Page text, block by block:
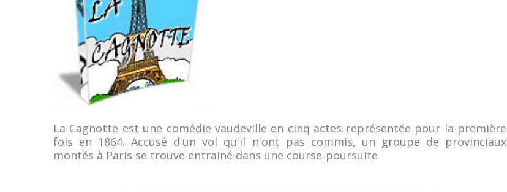
La Cagnotte est une comédie-vaudeville en cinq actes représentée pour la première
fois en 1864. Accusé d'un vol qu'il n'ont pas commis, un groupe de provinciaux
montés à Paris se trouve entrainé dans une course-poursuite